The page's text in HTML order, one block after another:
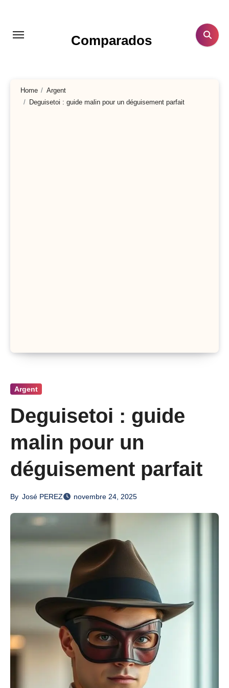
contenu
Comparados
Home
Argent
Deguisetoi : guide malin pour un déguisement parfait
Argent
Deguisetoi : guide
malin pour un
déguisement parfait
By José PEREZ novembre 24, 2025